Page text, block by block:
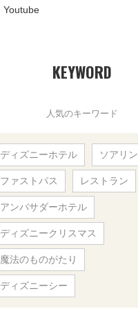
Youtube
KEYWORD
人気のキーワード
ディズニーホテル ソアリン
ファストパス レストラン
アンバサダーホテル
ディズニークリスマス
魔法のものがたり
ディズニーシー